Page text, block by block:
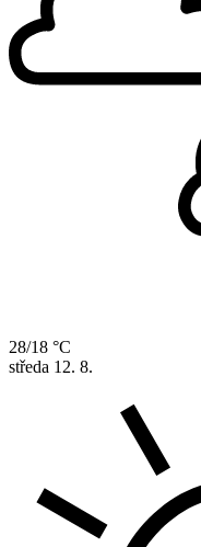
28/18 °C
středa 12. 8.